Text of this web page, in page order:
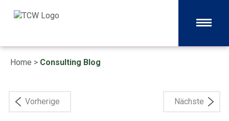
Home > Consulting Blog
Vorherige Nächste